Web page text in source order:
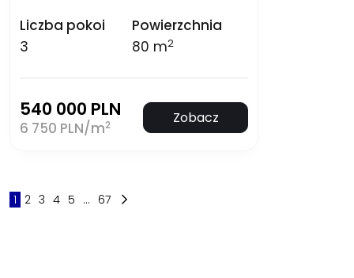
Liczba pokoi
3
Powierzchnia
80 m2
540 000 PLN
6 750 PLN/m2 Zobacz
1 2 3 4 5 ... 67